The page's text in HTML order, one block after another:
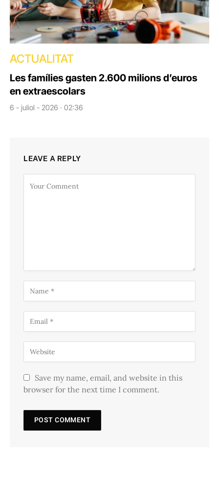
ACTUALITAT
Les famílies gasten 2.600 milions d’euros
en extraescolars
6 - juliol - 2026 · 02:36
LEAVE A REPLY
Save my name, email, and website in this
browser for the next time I comment.